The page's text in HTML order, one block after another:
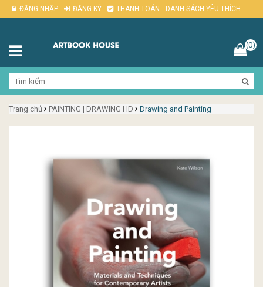
ĐĂNG NHẬP ĐĂNG KÝ THANH TOÁN DANH SÁCH YÊU THÍCH
(0)
Trang chủ PAINTING | DRAWING HD Drawing and Painting